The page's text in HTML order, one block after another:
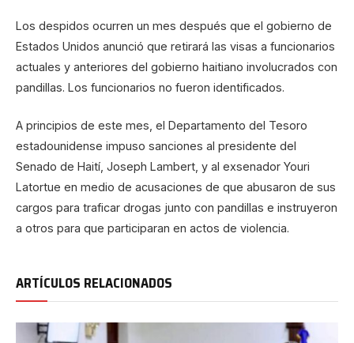
Los despidos ocurren un mes después que el gobierno de
Estados Unidos anunció que retirará las visas a funcionarios
actuales y anteriores del gobierno haitiano involucrados con
pandillas. Los funcionarios no fueron identificados.
A principios de este mes, el Departamento del Tesoro
estadounidense impuso sanciones al presidente del
Senado de Haití, Joseph Lambert, y al exsenador Youri
Latortue en medio de acusaciones de que abusaron de sus
cargos para traficar drogas junto con pandillas e instruyeron
a otros para que participaran en actos de violencia.
ARTÍCULOS RELACIONADOS